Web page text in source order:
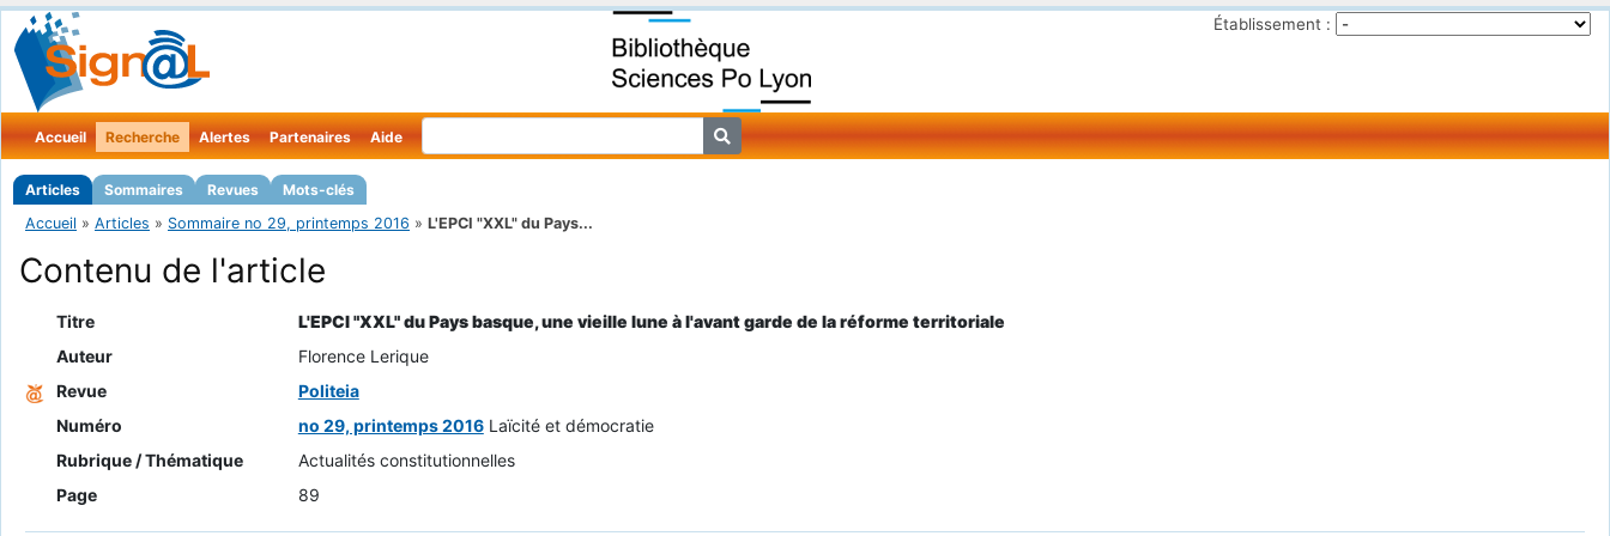
Établissement :
Accueil Recherche
Articles Sommaires Revues Mots-clés
Alertes Partenaires Aide
Accueil » Articles » Sommaire no 29, printemps 2016 » L'EPCI "XXL" du Pays...
Contenu de l'article
Titre
L'EPCI "XXL" du Pays basque, une vieille lune à l'avant garde de la réforme territoriale
Auteur
Florence Lerique
Revue
Politeia
Numéro
no 29, printemps 2016 Laïcité et démocratie
Rubrique / Thématique
Actualités constitutionnelles
Page
89